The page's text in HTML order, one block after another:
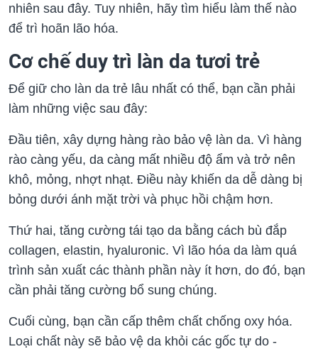
nhiên sau đây. Tuy nhiên, hãy tìm hiểu làm thế nào
để trì hoãn lão hóa.
Cơ chế duy trì làn da tươi trẻ
Để giữ cho làn da trẻ lâu nhất có thể, bạn cần phải
làm những việc sau đây:
Đầu tiên, xây dựng hàng rào bảo vệ làn da. Vì hàng
rào càng yếu, da càng mất nhiều độ ẩm và trở nên
khô, mỏng, nhợt nhạt. Điều này khiến da dễ dàng bị
bỏng dưới ánh mặt trời và phục hồi chậm hơn.
Thứ hai, tăng cường tái tạo da bằng cách bù đắp
collagen, elastin, hyaluronic. Vì lão hóa da làm quá
trình sản xuất các thành phần này ít hơn, do đó, bạn
cần phải tăng cường bổ sung chúng.
Cuối cùng, bạn cần cấp thêm chất chống oxy hóa.
Loại chất này sẽ bảo vệ da khỏi các gốc tự do -